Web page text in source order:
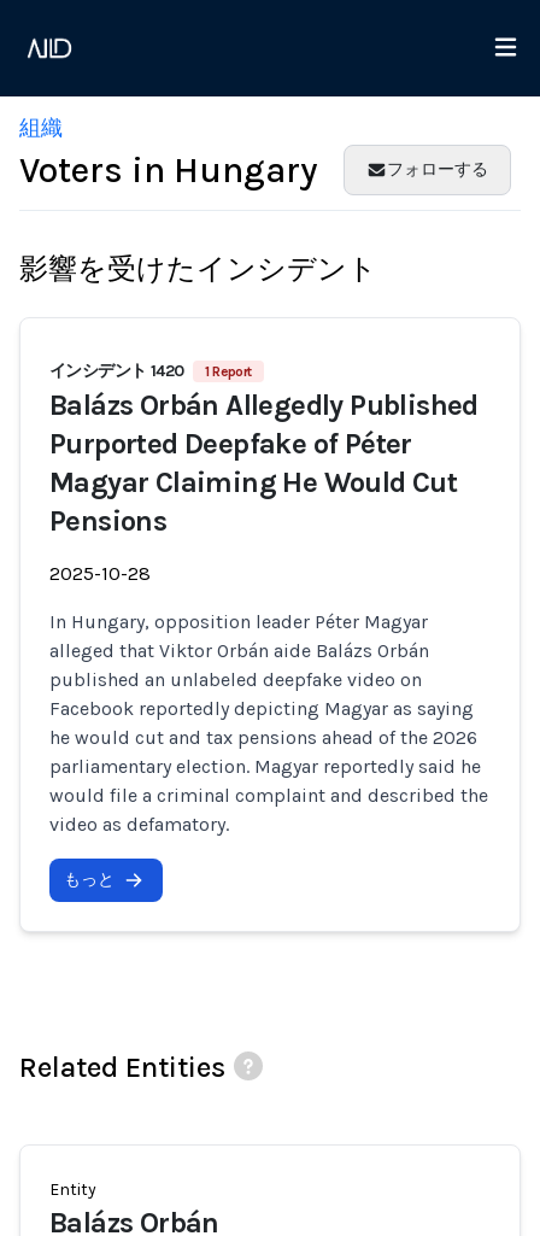
組織
Voters in Hungary フォローする
影響を受けたインシデント
インシデント 1420 1 Report
Balázs Orbán Allegedly Published
Purported Deepfake of Péter
Magyar Claiming He Would Cut
Pensions
2025-10-28
In Hungary, opposition leader Péter Magyar
alleged that Viktor Orbán aide Balázs Orbán
published an unlabeled deepfake video on
Facebook reportedly depicting Magyar as saying
he would cut and tax pensions ahead of the 2026
parliamentary election. Magyar reportedly said he
would file a criminal complaint and described the
video as defamatory.
もっと
Related Entities
Entity
Balázs Orbán